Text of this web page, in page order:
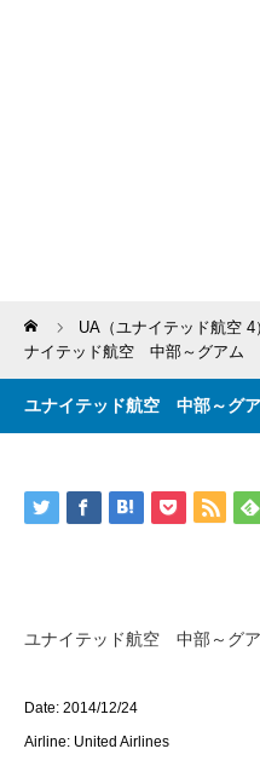
Home UA（ユナイテッド航空 4
ナイテッド航空 中部～グアム
ユナイテッド航空 中部～グ
ユナイテッド航空 中部～グ
Date: 2014/12/24
Airline: United Airlines